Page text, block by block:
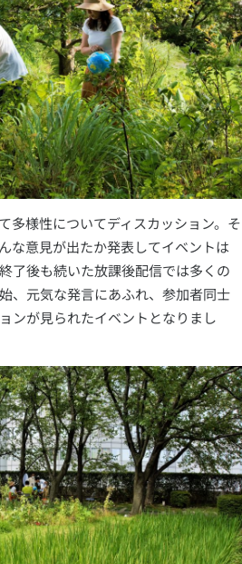
多様性についてディスカッション。そ
な意見が出たか発表してイベントは
了後も続いた放課後配信では多くの
、元気な発言にあふれ、参加者同士
ンが見られたイベントとなりまし